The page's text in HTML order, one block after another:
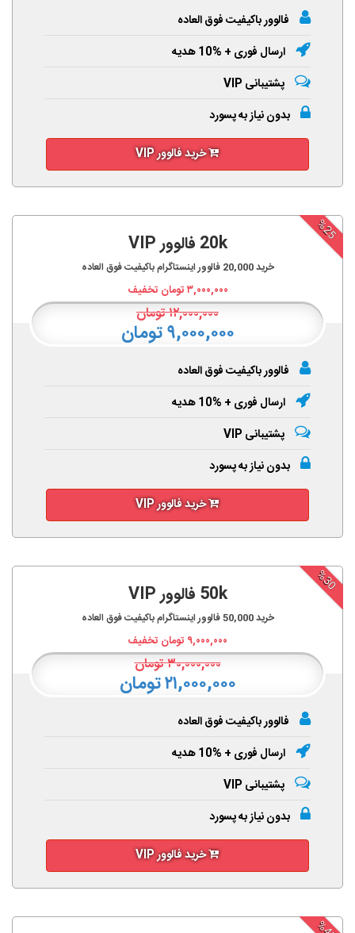
فالوور باکیفیت فوق العاده
ارسال فوری + %10 هدیه
پشتیبانی VIP
بدون نیاز به پسورد
خرید فالوور VIP
%25
20k فالوور VIP
خرید20,000 فالوور اینستاگرام باکیفیت فوق العاده
۳,۰۰۰,۰۰۰تومان تخفیف
۱۲,۰۰۰,۰۰۰تومان
۹,۰۰۰,۰۰۰ تومان
فالوور باکیفیت فوق العاده
ارسال فوری + %10 هدیه
پشتیبانی VIP
بدون نیاز به پسورد
خرید فالوور VIP
%30
50k فالوور VIP
خرید50,000فالوور اینستاگرام باکیفیت فوق العاده
۹,۰۰۰,۰۰۰ تومان تخفیف
۳۰,۰۰۰,۰۰۰تومان
۲۱,۰۰۰,۰۰۰ تومان
فالوور باکیفیت فوق العاده
ارسال فوری + %10 هدیه
پشتیبانی VIP
بدون نیاز به پسورد
خرید فالوور VIP